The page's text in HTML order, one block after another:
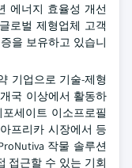
에너지 효율성 개선
로벌 제형업체 고객
을 보유하고 있습니
기업으로 기술-제형
국 이상에서 활동하
포세이트 이소프로필
프리카 시장에서 등
작물 솔루션
접근할 수 있는 기회